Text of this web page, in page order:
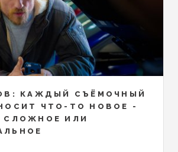
КАЖДЫЙ СЪЁМОЧНЫЙ
ЧТО-ТО НОВОЕ -
СЛОЖНОЕ ИЛИ